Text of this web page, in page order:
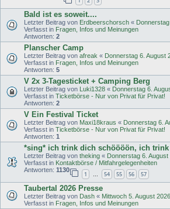
Bald ist es soweit....
Letzter Beitrag von Erdbeerschorsch «
Verfasst in Fragen, Infos und Meinungen
Antworten: 2
Planscher Camp
Letzter Beitrag von afreak « Donnerstag 6. August
Verfasst in Fragen, Infos und Meinungen
Antworten: 5
V 2x 3-Tagesticket + Camping Berg
Letzter Beitrag von Luki1328 « Donnerstag 6.
Verfasst in Ticketbörse - Nur von Privat für Privat!
Antworten: 2
V Ein Festival Ticket
Letzter Beitrag von Maxi18kraus « Donnerstag 6.
Verfasst in Ticketbörse - Nur von Privat für Privat!
Antworten: 1
*sing* ich trink dich schöööön, ich
Letzter Beitrag von theking « Donnerstag 6.
Verfasst in Kontaktbörse / Mitfahrgelegenheiten
Antworten: 1130
1 … 54 55 56 57
Taubertal 2026 Presse
Letzter Beitrag von Dash « Mittwoch 5. August
Verfasst in Fragen, Infos und Meinungen